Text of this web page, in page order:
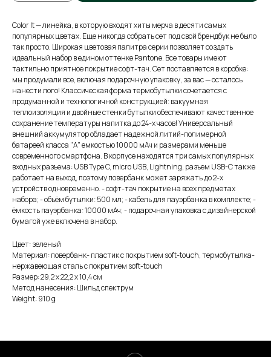
Color It — линейка, в которую входят хиты мерча в десяти самых
популярных цветах. Еще никогда собрать сет под свой брендбук не было
так просто. Широкая цветовая палитра серии позволяет создать
идеальный набор в едином оттенке Pantone. Все товары имеют
тактильно приятное покрытие софт-тач. Сет поставляется в коробке:
мы продумали все, включая подарочную упаковку, за вас — осталось
нанести лого! Классическая форма термобутылки сочетается с
продуманной и технологичной конструкцией: вакуумная
теплоизоляция и двойные стенки бутылки обеспечивают качественное
сохранение температуры напитка до 24-х часов! Универсальный
внешний аккумулятор обладает надежной литий-полимерной
батареей класса "А" емкостью 10000 мАч и размерами меньше
современного смартфона. В корпусе находятся три самых популярных
входных разъема: USB Type C, micro USB, Lightning, разъем USB-C также
работает на выход, поэтому повербанк может заряжать до 2-х
устройств одновременно. - софт-тач покрытие на всех предметах
набора; - объём бутылки: 500 мл; - кабель для пауэрбанка в комплекте; -
ёмкость пауэрбанка: 10000 мАч; - подарочная упаковка с дизайнерской
бумагой уже включена в набор.
Цвет: зеленый
Материал: повербанк- пластик с покрытием soft-touch, термобутылка-
нержавеющая cталь с покрытием soft-touch
Размер: 29,2 х 22,2 х 10,4 см
Метод нанесения: Шильд спектрум
Weight: 910 g